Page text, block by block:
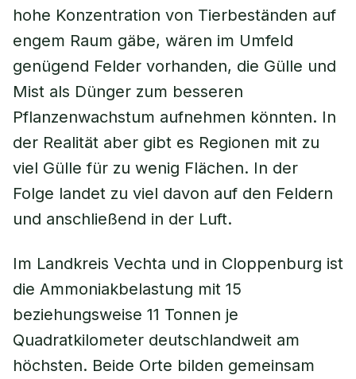
hohe Konzentration von Tierbeständen auf
engem Raum gäbe, wären im Umfeld
genügend Felder vorhanden, die Gülle und
Mist als Dünger zum besseren
Pflanzenwachstum aufnehmen könnten. In
der Realität aber gibt es Regionen mit zu
viel Gülle für zu wenig Flächen. In der
Folge landet zu viel davon auf den Feldern
und anschließend in der Luft.
Im Landkreis Vechta und in Cloppenburg ist
die Ammoniakbelastung mit 15
beziehungsweise 11 Tonnen je
Quadratkilometer deutschlandweit am
höchsten. Beide Orte bilden gemeinsam